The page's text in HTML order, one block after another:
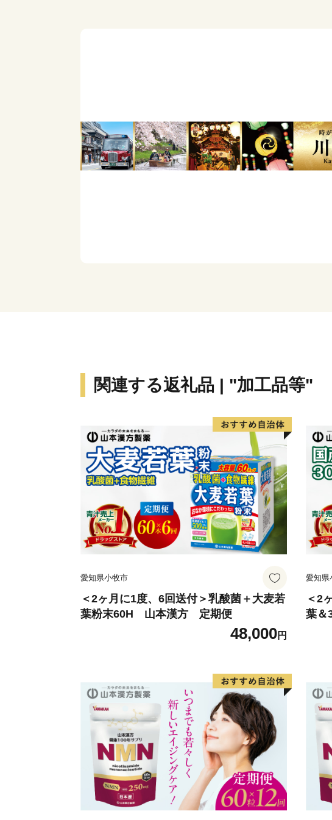
関連する返礼品 | "加工品等"
愛知県小牧市
＜2ヶ月に1度、6回送付＞乳酸菌＋大麦若
葉粉末60H 山本漢方 定期便
48,000円
愛知県
＜2
葉